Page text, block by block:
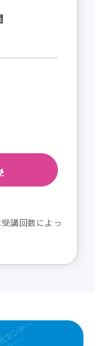
講回数によっ